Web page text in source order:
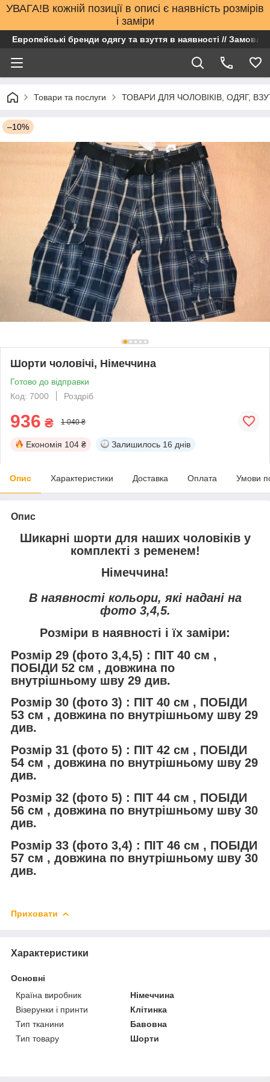
УВАГА!В кожній позиції в описі є наявність розмірів
і заміри
Европейські бренди одягу та взуття в наявності //
Товари та послуги ТОВАРИ ДЛЯ ЧОЛОВІКІВ, ОДЯГ,
–10%
Шорти чоловічі, Німеччина
Готово до відправки
Код: 7000
Роздріб
936 ₴ 1 040 ₴
Економія 104 ₴ Залишилось 16 днів
Опис Характеристики Доставка Оплата Умови
Опис
Шикарні шорти для наших чоловіків у
комплекті з ременем!
Німеччина!
В наявності кольори, які надані на
фото 3,4,5.
Розміри в наявності і їх заміри:
Розмір 29 (фото 3,4,5) : ПІТ 40 см ,
ПОБІДИ 52 см , довжина по
внутрішньому шву 29 див.
Розмір 30 (фото 3) : ПІТ 40 см , ПОБІДИ
53 см , довжина по внутрішньому шву 29
див.
Розмір 31 (фото 5) : ПІТ 42 см , ПОБІДИ
54 см , довжина по внутрішньому шву 29
див.
Розмір 32 (фото 5) : ПІТ 44 см , ПОБІДИ
56 см , довжина по внутрішньому шву 30
див.
Розмір 33 (фото 3,4) : ПІТ 46 см , ПОБІДИ
57 см , довжина по внутрішньому шву 30
див.
Приховати
Характеристики
Основні
Країна виробник
Німеччина
Візерунки і принти
Клітинка
Тип тканини
Бавовна
Тип товару
Шорти